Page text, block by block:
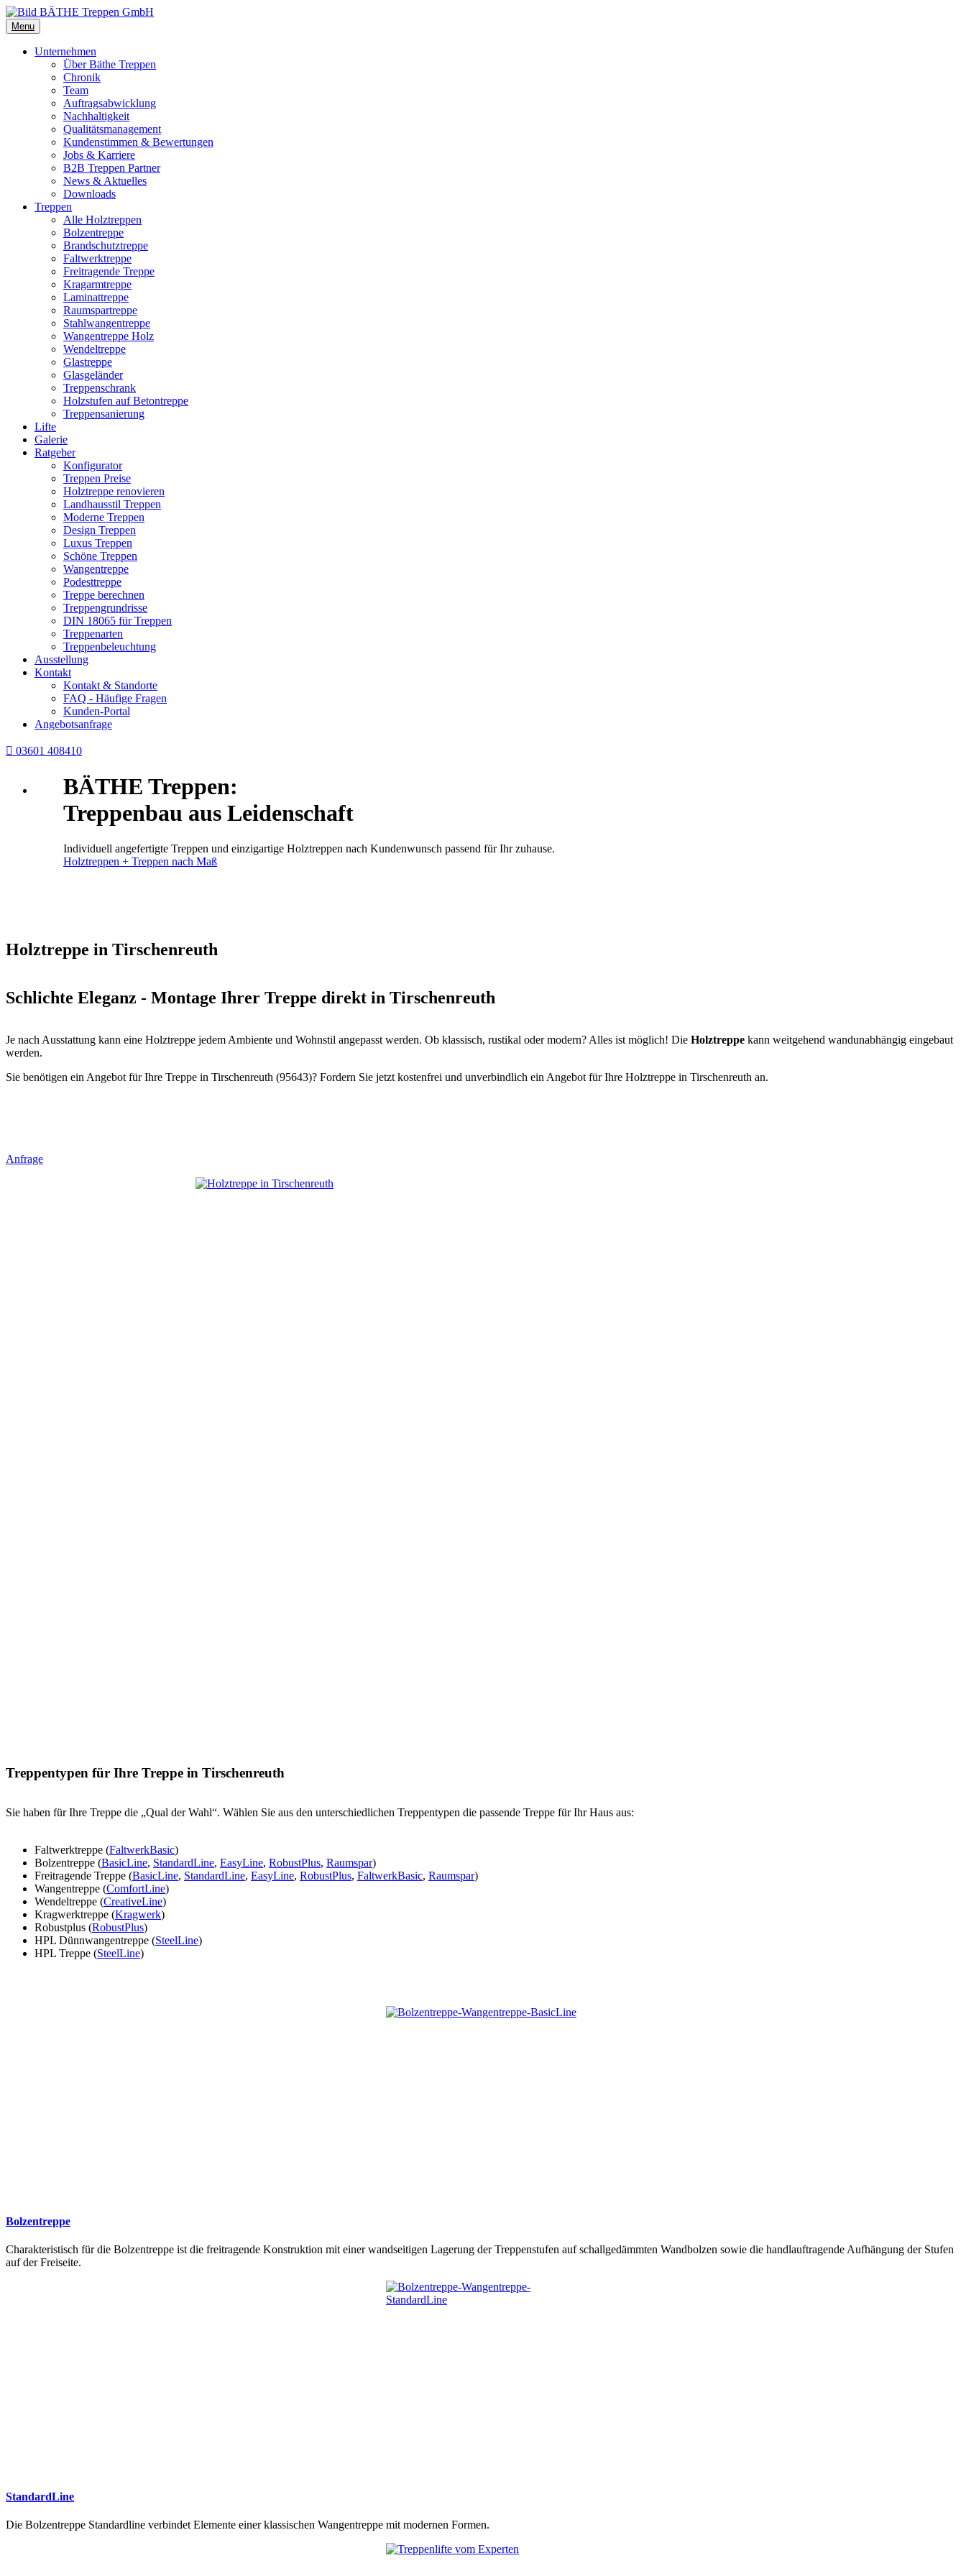
Menu
Unternehmen
Über Bäthe Treppen
Chronik
Team
Auftragsabwicklung
Nachhaltigkeit
Qualitätsmanagement
Kundenstimmen & Bewertungen
Jobs & Karriere
B2B Treppen Partner
News & Aktuelles
Downloads
Treppen
Alle Holztreppen
Bolzentreppe
Brandschutztreppe
Faltwerktreppe
Freitragende Treppe
Kragarmtreppe
Laminattreppe
Raumspartreppe
Stahlwangentreppe
Wangentreppe Holz
Wendeltreppe
Glastreppe
Glasgeländer
Treppenschrank
Holzstufen auf Betontreppe
Treppensanierung
Lifte
Galerie
Ratgeber
Konfigurator
Treppen Preise
Holztreppe renovieren
Landhausstil Treppen
Moderne Treppen
Design Treppen
Luxus Treppen
Schöne Treppen
Wangentreppe
Podesttreppe
Treppe berechnen
Treppengrundrisse
DIN 18065 für Treppen
Treppenarten
Treppenbeleuchtung
Ausstellung
Kontakt
Kontakt & Standorte
FAQ - Häufige Fragen
Kunden-Portal
Angebotsanfrage
 03601 408410
BÄTHE Treppen:
Treppenbau aus Leidenschaft
Individuell angefertigte Treppen und einzigartige Holztreppen nach Kundenwunsch passend für Ihr zuhause.
Holztreppen + Treppen nach Maß
Holztreppe in Tirschenreuth
Schlichte Eleganz - Montage Ihrer Treppe direkt in Tirschenreuth
Je nach Ausstattung kann eine Holztreppe jedem Ambiente und Wohnstil angepasst werden. Ob klassisch, rustikal oder modern? Alles ist möglich! Die Holztreppe kann weitgehend wandunabhängig eingebaut
werden.
Sie benötigen ein Angebot für Ihre Treppe in Tirschenreuth (95643)? Fordern Sie jetzt kostenfrei und unverbindlich ein Angebot für Ihre Holztreppe in Tirschenreuth an.
Anfrage
Treppentypen für Ihre Treppe in Tirschenreuth
Sie haben für Ihre Treppe die „Qual der Wahl“. Wählen Sie aus den unterschiedlichen Treppentypen die passende Treppe für Ihr Haus aus:
Faltwerktreppe (FaltwerkBasic)
Bolzentreppe (BasicLine, StandardLine, EasyLine, RobustPlus, Raumspar)
Freitragende Treppe (BasicLine, StandardLine, EasyLine, RobustPlus, FaltwerkBasic, Raumspar)
Wangentreppe (ComfortLine)
Wendeltreppe (CreativeLine)
Kragwerktreppe (Kragwerk)
Robustplus (RobustPlus)
HPL Dünnwangentreppe (SteelLine)
HPL Treppe (SteelLine)
Bolzentreppe
Charakteristisch für die Bolzentreppe ist die freitragende Konstruktion mit einer wandseitigen Lagerung der Treppenstufen auf schallgedämmten Wandbolzen sowie die handlauftragende Aufhängung der Stufen
auf der Freiseite.
StandardLine
Die Bolzentreppe Standardline verbindet Elemente einer klassischen Wangentreppe mit modernen Formen.